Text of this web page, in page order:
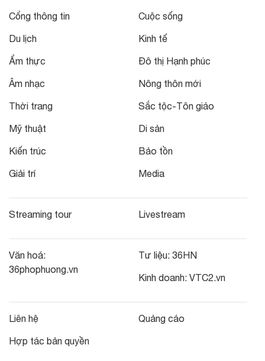
Cổng thông tin
Du lịch
Ẩm thực
Âm nhạc
Thời trang
Mỹ thuật
Kiến trúc
Giải trí
Cuộc sống
Kinh tế
Đô thị Hạnh phúc
Nông thôn mới
Sắc tộc-Tôn giáo
Di sản
Bảo tồn
Media
Streaming tour Livestream
Văn hoá:
36phophuong.vn
Tư liệu: 36HN
Kinh doanh: VTC2.vn
Liên hệ
Hợp tác bản quyền
Quảng cáo